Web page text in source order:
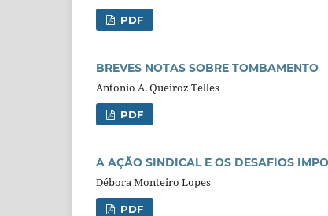
PDF
BREVES NOTAS SOBRE TOMBAMENTO
Antonio A. Queiroz Telles
PDF
A AÇÃO SINDICAL E OS DESAFIOS
Débora Monteiro Lopes
PDF